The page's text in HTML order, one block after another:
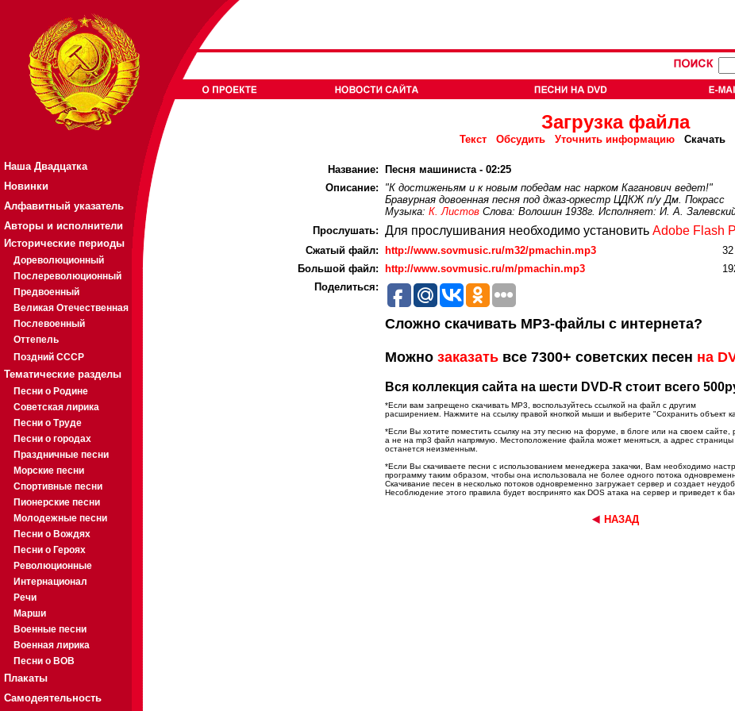
Наша Двадцатка
Новинки
Алфавитный указатель
Авторы и исполнители
Исторические периоды
Дореволюционный
Послереволюционный
Предвоенный
Великая Отечественная
Послевоенный
Оттепель
Поздний СССР
Тематические разделы
Песни о Родине
Советская лирика
Песни о Труде
Песни о городах
Праздничные песни
Морские песни
Спортивные песни
Пионерские песни
Молодежные песни
Песни о Вождях
Песни о Героях
Революционные
Интернационал
Речи
Марши
Военные песни
Военная лирика
Песни о ВОВ
Плакаты
Самодеятельность
Загрузка файла
Текст Обсудить Уточнить информацию Скачать
Название:
Песня машиниста - 02:25
Описание:
"К достиженьям и к новым победам нас нарком Каганович ведет!"
Бравурная довоенная песня под джаз-оркестр ЦДКЖ п/у Дм. Покрасс
Музыка: К. ЛистовСлова: Волошин 1938г. Исполняет: И. А.
Прослушать: Для прослушивания необходимо установить Adobe Flash
Cжатый файл: http://www.sovmusic.ru/m32/pmachin.mp3
Большой файл:
http://www.sovmusic.ru/m/pmachin.mp3
Поделиться:
Сложно скачивать MP3-файлы с интернета?
Можно заказатьвсе 7300+ советских песен на
Вся коллекция сайта на шести DVD-R стоит всего
*Если вам запрещено скачивать MP3, воспользуйтесь ссылкой на файл с другим
расширением. Нажмите на ссылку правой кнопкой мыши и выберите "Сохранить объект
*Если Вы хотите поместить ссылку на эту песню на форуме, в блоге или на своем сайте,
а не на mp3 файл напрямую. Местоположение файла может меняться, а адрес страницы
останется неизменным.
*Если Вы скачиваете песни с использованием менеджера закачки, Вам необходимо
программу таким образом, чтобы она использовала не более одного потока
Скачивание песен в несколько потоков одновременно загружает сервер и создает
Несоблюдение этого правила будет воспринято как DOS атака на сервер и приведет к
НАЗАД